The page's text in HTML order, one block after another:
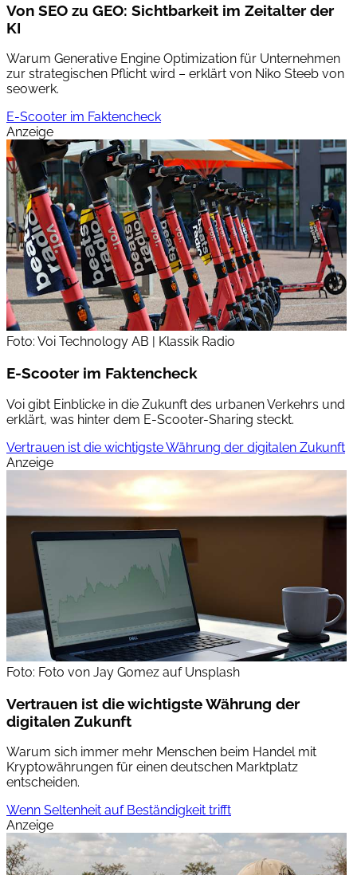
Von SEO zu GEO: Sichtbarkeit im Zeitalter der
KI
Warum Generative Engine Optimization für Unternehmen
zur strategischen Pflicht wird – erklärt von Niko Steeb von
seowerk.
E-Scooter im Faktencheck
Anzeige
Foto: Voi Technology AB | Klassik Radio
E-Scooter im Faktencheck
Voi gibt Einblicke in die Zukunft des urbanen Verkehrs und
erklärt, was hinter dem E-Scooter-Sharing steckt.
Vertrauen ist die wichtigste Währung der digitalen Zukunft
Anzeige
Foto: Foto von Jay Gomez auf Unsplash
Vertrauen ist die wichtigste Währung der
digitalen Zukunft
Warum sich immer mehr Menschen beim Handel mit
Kryptowährungen für einen deutschen Marktplatz
entscheiden.
Wenn Seltenheit auf Beständigkeit trifft
Anzeige